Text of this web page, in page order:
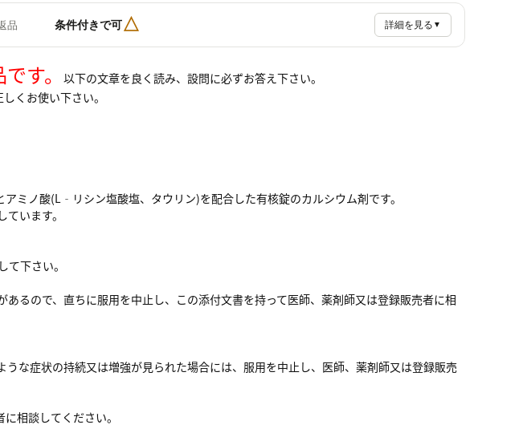
品 条件付きで可△ 詳細を見る ▼
す。
以下の文章を良く読み、設問に必ずお答え下さい。
くお使い下さい。
ミノ酸(L‐リシン塩酸塩、タウリン)を配合した有核錠のカルシウム剤です。
います。
下さい。
るので、直ちに服用を中止し、この添付文書を持って医師、薬剤師又は登録販売者に相
な症状の持続又は増強が見られた場合には、服用を中止し、医師、薬剤師又は登録販売
相談してください。